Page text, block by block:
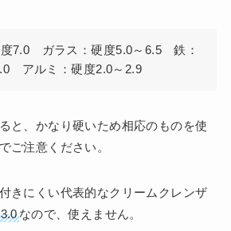
度7.0 ガラス：硬度5.0～6.5 鉄：
アルミ：硬度2.0～2.9
と、かなり硬いため相応のものを使
ご注意ください。
きにくい代表的なクリームクレンザ
なので、使えません。